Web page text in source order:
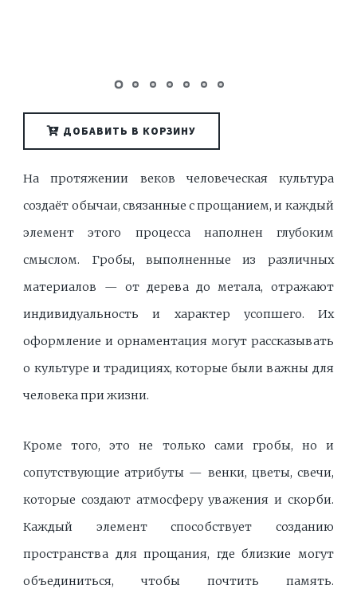
ДОБАВИТЬ В КОРЗИНУ
На протяжении веков человеческая культура
создаёт обычаи, связанные с прощанием, и каждый
элемент этого процесса наполнен глубоким
смыслом. Гробы, выполненные из различных
материалов — от дерева до метала, отражают
индивидуальность и характер усопшего. Их
оформление и орнаментация могут рассказывать
о культуре и традициях, которые были важны для
человека при жизни.
Кроме того, это не только сами гробы, но и
сопутствующие атрибуты — венки, цветы, свечи,
которые создают атмосферу уважения и скорби.
Каждый элемент способствует созданию
пространства для прощания, где близкие могут
объединиться, чтобы почтить память.